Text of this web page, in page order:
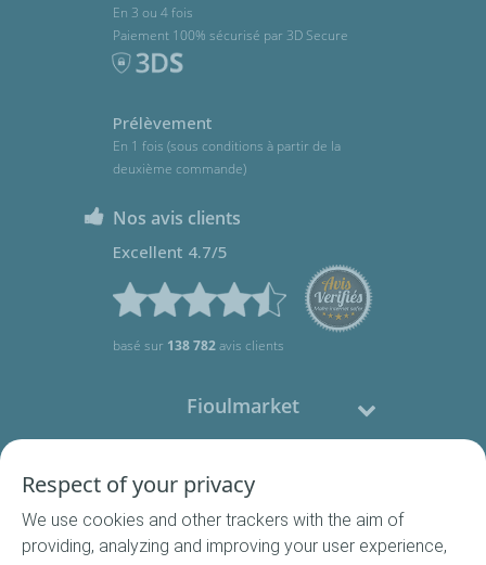
En 3 ou 4 fois
Paiement 100% sécurisé par 3D Secure
Prélèvement
En 1 fois (sous conditions à partir de la
deuxième commande)
Nos avis clients
Excellent 4.7/5
basé sur 138 782avis clients
Fioulmarket
Nous contacter
Respect of your privacy
We use cookies and other trackers with the aim of
providing, analyzing and improving your user experience,